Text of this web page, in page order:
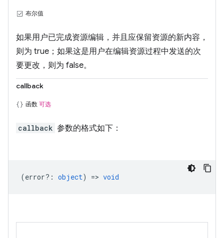
布尔值
如果用户已完成资源编辑，并且应保留资源的新内容，
则为 true；如果这是用户在编辑资源过程中发送的次
要更改，则为 false。
callback
函数 可选
callback 参数的格式如下：
(error? : object) => void